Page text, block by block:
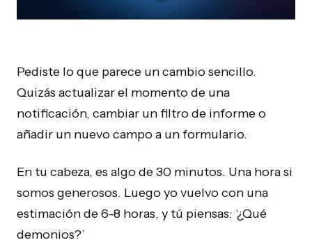
Pediste lo que parece un cambio sencillo.
Quizás actualizar el momento de una
notificación, cambiar un filtro de informe o
añadir un nuevo campo a un formulario.
En tu cabeza, es algo de 30 minutos. Una hora si
somos generosos. Luego yo vuelvo con una
estimación de 6-8 horas, y tú piensas: ‘¿Qué
demonios?’